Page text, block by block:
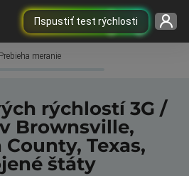
Пspustiť test rýchlosti
Prebieha meranie
rýchlostí 3G /
Brownsville,
Texas,
štáty